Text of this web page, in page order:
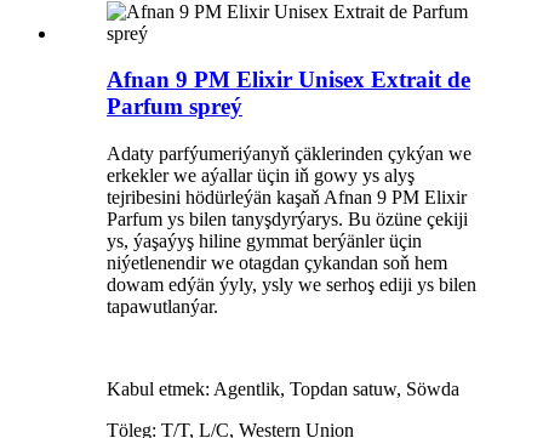
Afnan 9 PM Elixir Unisex Extrait de
Parfum spreý
Adaty parfýumeriýanyň çäklerinden çykýan we
erkekler we aýallar üçin iň gowy ys alyş
tejribesini hödürleýän kaşaň Afnan 9 PM Elixir
Parfum ys bilen tanyşdyrýarys. Bu özüne çekiji
ys, ýaşaýyş hiline gymmat berýänler üçin
niýetlenendir we otagdan çykandan soň hem
dowam edýän ýyly, ysly we serhoş ediji ys bilen
tapawutlanýar.
Kabul etmek: Agentlik, Topdan satuw, Söwda
Töleg: T/T, L/C, Western Union